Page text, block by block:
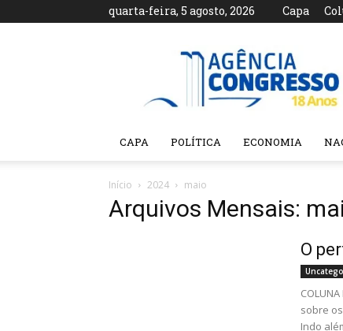
quarta-feira, 5 agosto, 2026 Capa
Agência
CAPA POLÍTICA ECONOMIA
Início 2024 maio
Arquivos Mensais:
O
sobre
Indo